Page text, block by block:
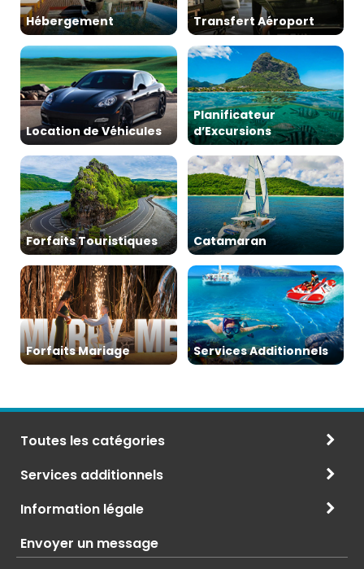
Hébergement Transfert Aéroport
Location de Véhicules
Planificateur
d’Excursions
Forfaits Touristiques Catamaran
Forfaits Mariage Services Additionnels
Toutes les catégories
Services additionnels
Information légale
Envoyer un message